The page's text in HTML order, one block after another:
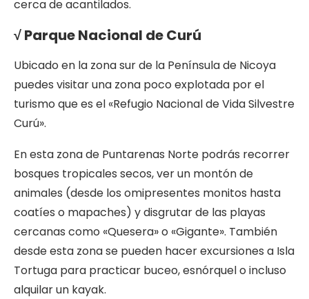
cerca de acantilados.
√ Parque Nacional de Curú
Ubicado en la zona sur de la Península de Nicoya
puedes visitar una zona poco explotada por el
turismo que es el «Refugio Nacional de Vida Silvestre
Curú».
En esta zona de Puntarenas Norte podrás recorrer
bosques tropicales secos, ver un montón de
animales (desde los omipresentes monitos hasta
coatíes o mapaches) y disgrutar de las playas
cercanas como «Quesera» o «Gigante». También
desde esta zona se pueden hacer excursiones a Isla
Tortuga para practicar buceo, esnórquel o incluso
alquilar un kayak.